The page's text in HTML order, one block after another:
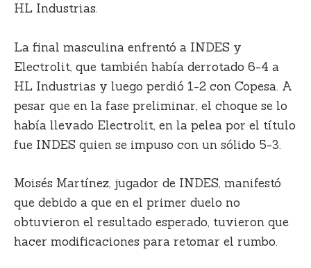
HL Industrias.
La final masculina enfrentó a INDES y
Electrolit, que también había derrotado 6-4 a
HL Industrias y luego perdió 1-2 con Copesa. A
pesar que en la fase preliminar, el choque se lo
había llevado Electrolit, en la pelea por el título
fue INDES quien se impuso con un sólido 5-3.
Moisés Martínez, jugador de INDES, manifestó
que debido a que en el primer duelo no
obtuvieron el resultado esperado, tuvieron que
hacer modificaciones para retomar el rumbo.